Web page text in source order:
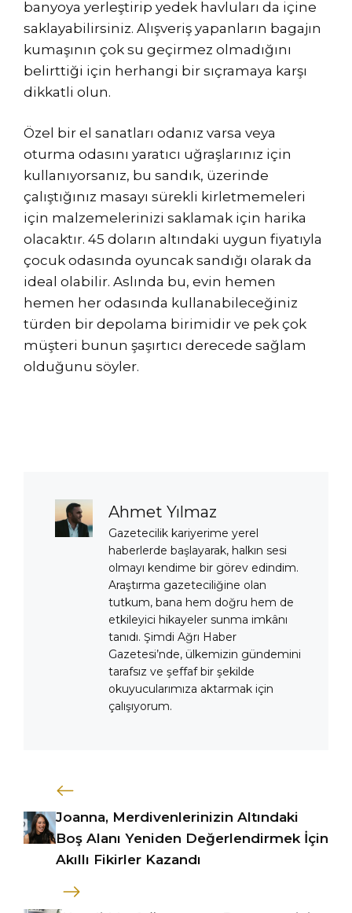
banyoya yerleştirip yedek havluları da içine
saklayabilirsiniz. Alışveriş yapanların bagajın
kumaşının çok su geçirmez olmadığını
belirttiği için herhangi bir sıçramaya karşı
dikkatli olun.
Özel bir el sanatları odanız varsa veya
oturma odasını yaratıcı uğraşlarınız için
kullanıyorsanız, bu sandık, üzerinde
çalıştığınız masayı sürekli kirletmemeleri
için malzemelerinizi saklamak için harika
olacaktır. 45 doların altındaki uygun fiyatıyla
çocuk odasında oyuncak sandığı olarak da
ideal olabilir. Aslında bu, evin hemen
hemen her odasında kullanabileceğiniz
türden bir depolama birimidir ve pek çok
müşteri bunun şaşırtıcı derecede sağlam
olduğunu söyler.
Ahmet Yılmaz
Gazetecilik kariyerime yerel
haberlerde başlayarak, halkın sesi
olmayı kendime bir görev edindim.
Araştırma gazeteciliğine olan
tutkum, bana hem doğru hem de
etkileyici hikayeler sunma imkânı
tanıdı. Şimdi Ağrı Haber
Gazetesi’nde, ülkemizin gündemini
tarafsız ve şeffaf bir şekilde
okuyucularımıza aktarmak için
çalışıyorum.
Joanna, Merdivenlerinizin Altındaki
Boş Alanı Yeniden Değerlendirmek İçin
Akıllı Fikirler Kazandı